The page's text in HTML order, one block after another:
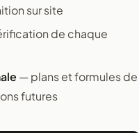
sur site
de chaque
— plans et formules de
futures